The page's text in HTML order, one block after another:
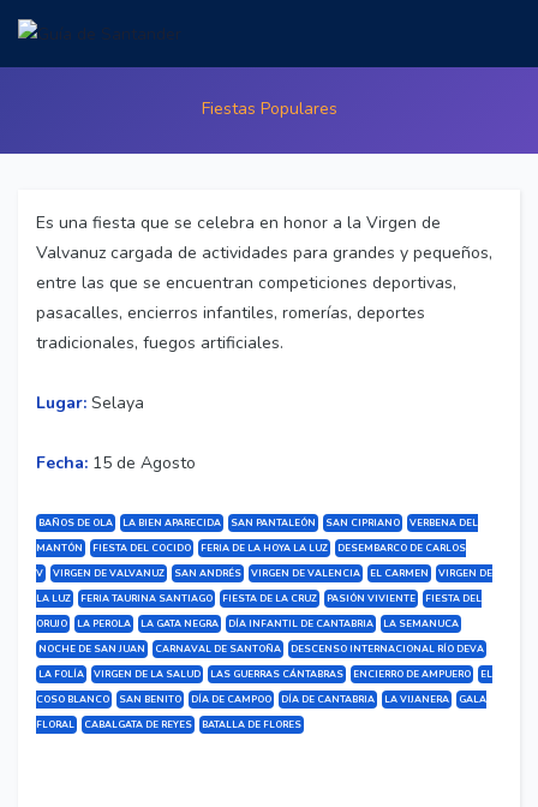
VIRGEN DE VALVANUZ
Fiestas Populares
Es una fiesta que se celebra en honor a la Virgen de
Valvanuz cargada de actividades para grandes y pequeños,
entre las que se encuentran competiciones deportivas,
pasacalles, encierros infantiles, romerías, deportes
tradicionales, fuegos artificiales.
Lugar: Selaya
Fecha: 15 de Agosto
BAÑOS DE OLA LA BIEN APARECIDA SAN PANTALEÓN SAN CIPRIANO
VERBENA DEL
MANTÓN
FIESTA DEL COCIDO FERIA DE LA HOYA LA LUZ
DESEMBARCO DE CARLOS
V
VIRGEN DE VALVANUZ SAN ANDRÉS VIRGEN DE VALENCIA EL CARMEN
VIRGEN DE
LA LUZ
FERIA TAURINA SANTIAGO FIESTA DE LA CRUZ PASIÓN VIVIENTE
FIESTA DEL
ORUJO
LA PEROLA LA GATA NEGRA DÍA INFANTIL DE CANTABRIA
LA SEMANUCA
NOCHE DE SAN JUAN
CARNAVAL DE SANTOÑA
DESCENSO INTERNACIONAL RÍO DEVA
LA FOLÍA
VIRGEN DE LA SALUD LAS GUERRAS CÁNTABRAS ENCIERRO DE AMPUERO
EL
COSO BLANCO
SAN BENITO DÍA DE CAMPOO DÍA DE CANTABRIA LA VIJANERA
GALA
FLORAL
CABALGATA DE REYES BATALLA DE FLORES